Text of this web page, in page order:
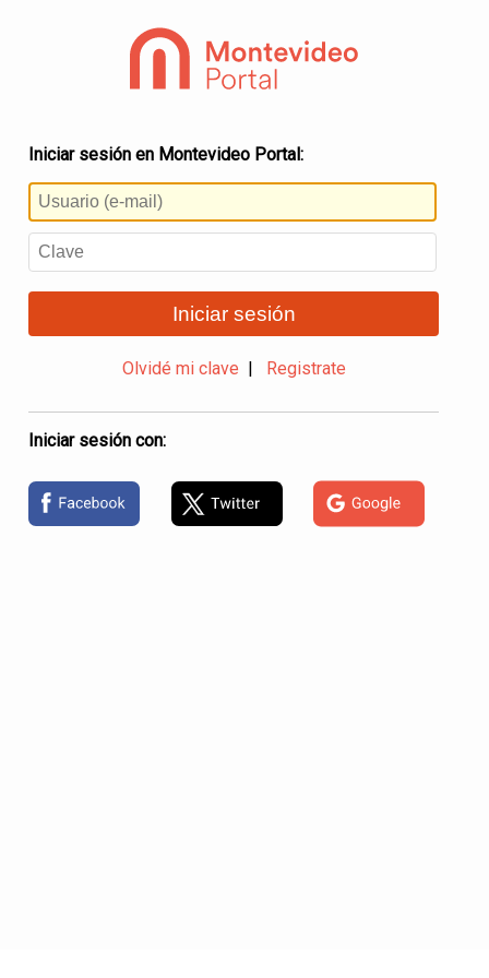
Iniciar sesión en Montevideo Portal:
Iniciar sesión
Olvidé mi clave Registrate
Iniciar sesión con: